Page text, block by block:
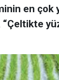
en çok